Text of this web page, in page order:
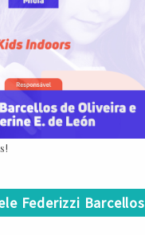
Federizzi Barcellos